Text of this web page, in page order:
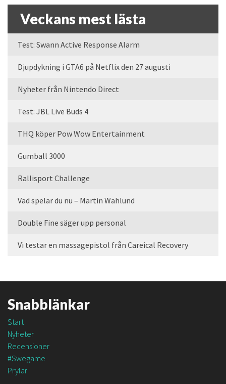
Veckans mest lästa
Test: Swann Active Response Alarm
Djupdykning i GTA6 på Netflix den 27 augusti
Nyheter från Nintendo Direct
Test: JBL Live Buds 4
THQ köper Pow Wow Entertainment
Gumball 3000
Rallisport Challenge
Vad spelar du nu – Martin Wahlund
Double Fine säger upp personal
Vi testar en massagepistol från Careical Recovery
Snabblänkar
Start
Nyheter
Recensioner
#Swegame
Prylar